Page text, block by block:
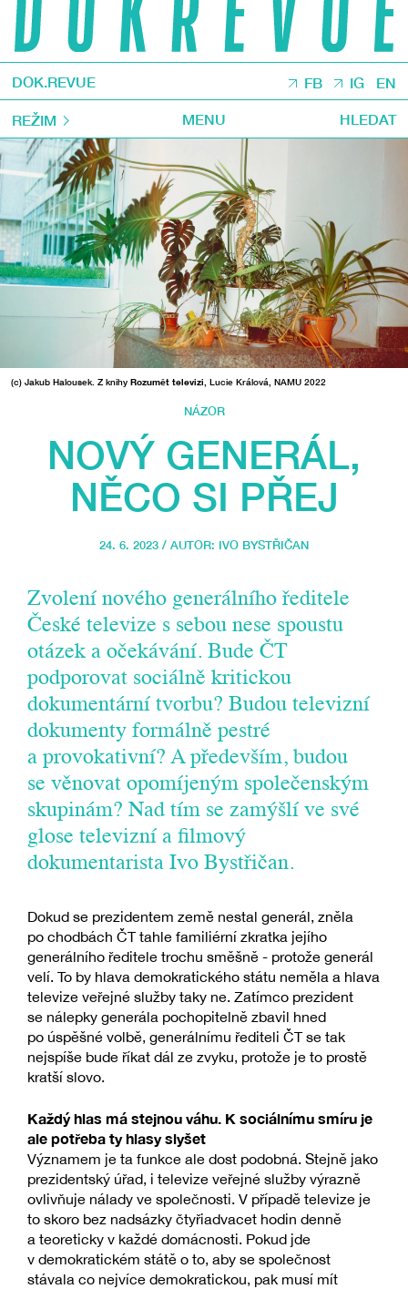
DOK.REVUE FB IG EN
REŽIM MENU HLEDAT
(c) Jakub Halousek. Z knihy Rozumět televizi , Lucie Králová, NAMU 2022
NÁZOR
NOVÝ GENERÁL,
NĚCO SI PŘEJ
24. 6. 2023 / AUTOR: IVO BYSTŘIČAN
Zvolení nového generálního ředitele
České televize s sebou nese spoustu
otázek a očekávání. Bude ČT
podporovat sociálně kritickou
dokumentární tvorbu? Budou televizní
dokumenty formálně pestré
a provokativní? A především, budou
se věnovat opomíjeným společenským
skupinám? Nad tím se zamýšlí ve své
glose televizní a filmový
dokumentarista Ivo Bystřičan.
Dokud se prezidentem země nestal generál, zněla
po chodbách ČT tahle familiérní zkratka jejího
generálního ředitele trochu směšně - protože generál
velí. To by hlava demokratického státu neměla a hlava
televize veřejné služby taky ne. Zatímco prezident
se nálepky generála pochopitelně zbavil hned
po úspěšné volbě, generálnímu řediteli ČT se tak
nejspíše bude říkat dál ze zvyku, protože je to prostě
kratší slovo.
Každý hlas má stejnou váhu. K sociálnímu smíru je
ale potřeba ty hlasy slyšet
Významem je ta funkce ale dost podobná. Stejně jako
prezidentský úřad, i televize veřejné služby výrazně
ovlivňuje nálady ve společnosti. V případě televize je
to skoro bez nadsázky čtyřiadvacet hodin denně
a teoreticky v každé domácnosti. Pokud jde
v demokratickém státě o to, aby se společnost
stávala co nejvíce demokratickou, pak musí mít